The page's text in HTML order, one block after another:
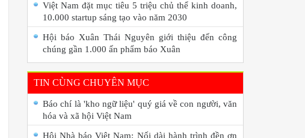
Việt Nam đặt mục tiêu 5 triệu chủ thể kinh doanh,
10.000 startup sáng tạo vào năm 2030
Hội báo Xuân Thái Nguyên giới thiệu đến công
chúng gần 1.000 ấn phẩm báo Xuân
TIN CÙNG CHUYÊN MỤC
Báo chí là 'kho ngữ liệu' quý giá về con người, văn
hóa và xã hội Việt Nam
Hội Nhà báo Việt Nam: Nối dài hành trình đền ơn